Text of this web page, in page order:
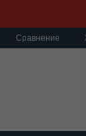
Сравнение